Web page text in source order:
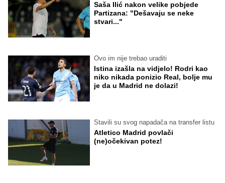
Saša Ilić nakon velike pobjede
Partizana: "Dešavaju se neke
stvari..."
Ovo im nije trebao uraditi
Istina izašla na vidjelo! Rodri kao
niko nikada ponizio Real, bolje mu
je da u Madrid ne dolazi!
Stavili su svog napadača na transfer listu
Atletico Madrid povlači
(ne)očekivan potez!